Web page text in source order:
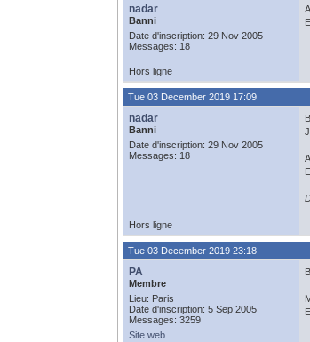
nadar
Banni
Date d'inscription: 29 Nov 2005
Messages: 18
Hors ligne
Tue 03 December 2019 17:09
nadar
Banni
Date d'inscription: 29 Nov 2005
Messages: 18
Hors ligne
Tue 03 December 2019 23:18
PA
Membre
Lieu: Paris
Date d'inscription: 5 Sep 2005
Messages: 3259
Site web